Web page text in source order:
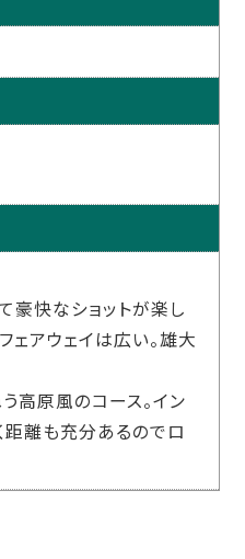
豪快なショットが楽し
ェアウェイは広い。雄大
高原風のコース。イン
距離も充分あるのでロ